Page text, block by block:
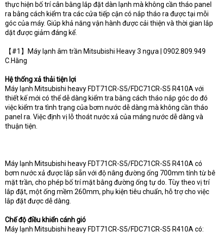
thực hiện bố trí cân bằng lắp đặt dàn lạnh mà không cần tháo panel
ra bằng cách kiểm tra các cửa tiếp cận có nắp tháo ra được tại mỗi
góc của máy. Giúp khả năng vận hành được cải thiện và thời gian lắp
dặt được giảm đáng kể.
【#1】Máy lạnh âm trần Mitsubishi Heavy 3 ngựa | 0902.809.949
C.Hằng
Hệ thống xả thải tiện lợi
Máy lạnh Mitsubishi heavy FDT71CR-S5/FDC71CR-S5 R410A với
thiết kế mới có thể dễ dàng kiểm tra bằng cách tháo nắp góc do đó
việc kiểm tra tình trạng của bơm nước dễ dàng mà không cần tháo
panel ra. Việc định vị lỗ thoát nước xả của máng nước dễ dàng và
thuận tiện.
Máy lạnh Mitsubishi heavy FDT71CR-S5/FDC71CR-S5 R410A có
bơm nước xả được lắp sẵn với độ nâng đường ống 700mm tính từ bê
mặt trần, cho phép bố trí mặt bằng đường ống tự do. Tùy theo vị trí
lắp đặt, một ống mềm 260mm, phụ kiện tiêu chuẩn, hỗ trợ cho việc
lắp đặt được dễ dàng.
Chế độ điều khiển cánh gió
Máy lạnh Mitsubishi heavy FDT71CR-S5/FDC71CR-S5 R410A có: